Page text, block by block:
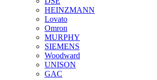
HEINZMANN
Lovato
Omron
MURPHY
SIEMENS
Woodward
UNISON
GAC